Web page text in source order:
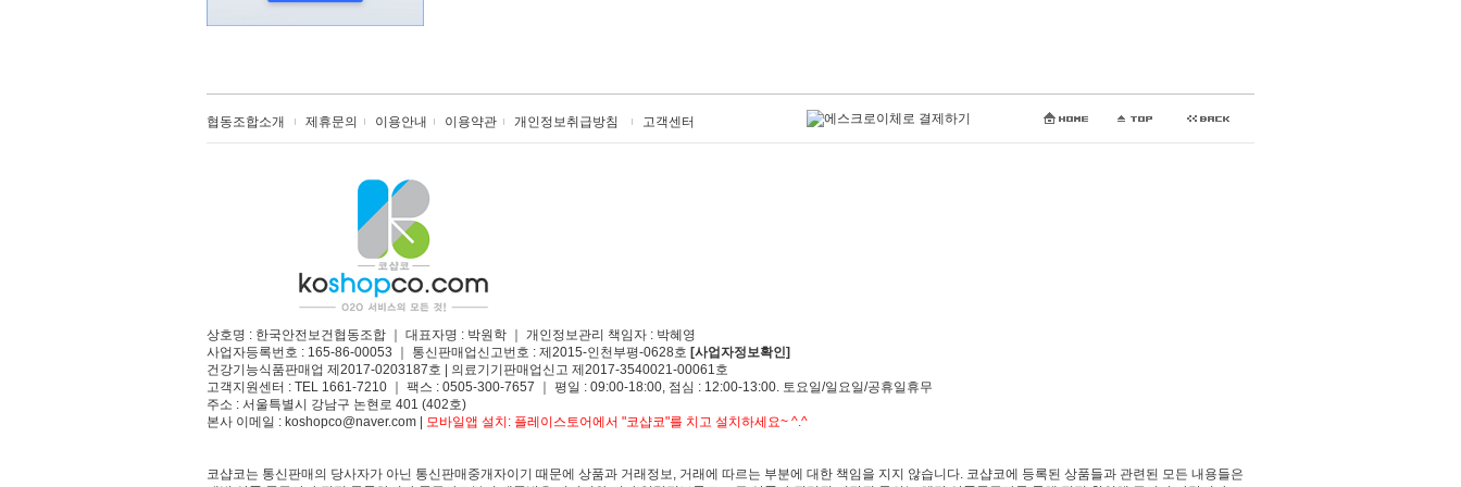
협동조합소개 제휴문의 이용안내 이용약관 개인정보취급방침 고객센터
상호명 : 한국안전보건협동조합 ｜ 대표자명 : 박원학 ｜ 개인정보관리 책임자 : 박혜영
사업자등록번호 : 165-86-00053 ｜ 통신판매업신고번호 : 제2015-인천부평-0628호 [사업자정보확인]
건강기능식품판매업 제2017-0203187호 | 의료기기판매업신고 제2017-3540021-00061호
고객지원센터 : TEL 1661-7210 ｜ 팩스 : 0505-300-7657 ｜ 평일 : 09:00-18:00, 점심 : 12:00-13:00. 토요일/일요일/공휴일휴무
주소 : 서울특별시 강남구 논현로 401 (402호)​
본사 이메일 : koshopco@naver.com | 모바일앱 설치: 플레이스토어에서 "코샵코"를 치고 설치하세요~ ^.^
코샵코는 통신판매의 당사자가 아닌 통신판매중개자이기 때문에 상품과 거래정보, 거래에 따르는 부분에 대한 책임을 지지 않습니다. 코샵코에 등록된 상품들과 관련된 모든 내용들은